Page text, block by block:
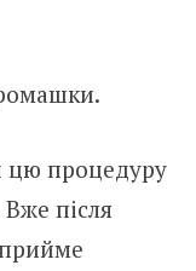
цю процедуру
після